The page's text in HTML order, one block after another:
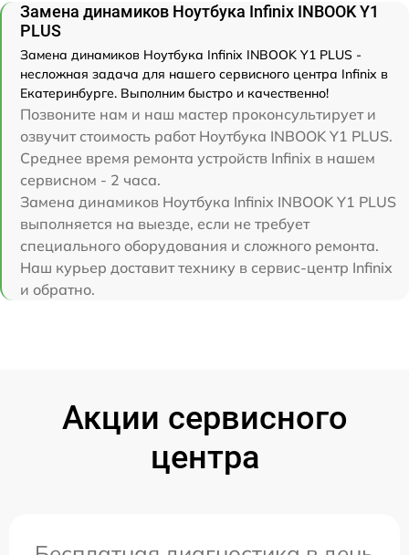
Замена динамиков Ноутбука Infinix INBOOK Y1
PLUS
Замена динамиков Ноутбука Infinix INBOOK Y1 PLUS -
несложная задача для нашего сервисного центра Infinix в
Екатеринбурге. Выполним быстро и качественно!
Позвоните нам и наш мастер проконсультирует и
озвучит стоимость работ Ноутбука INBOOK Y1 PLUS.
Среднее время ремонта устройств Infinix в нашем
сервисном - 2 часа.
Замена динамиков Ноутбука Infinix INBOOK Y1 PLUS
выполняется на выезде, если не требует
специального оборудования и сложного ремонта.
Наш курьер доставит технику в сервис-центр Infinix
и обратно.
Акции сервисного
центра